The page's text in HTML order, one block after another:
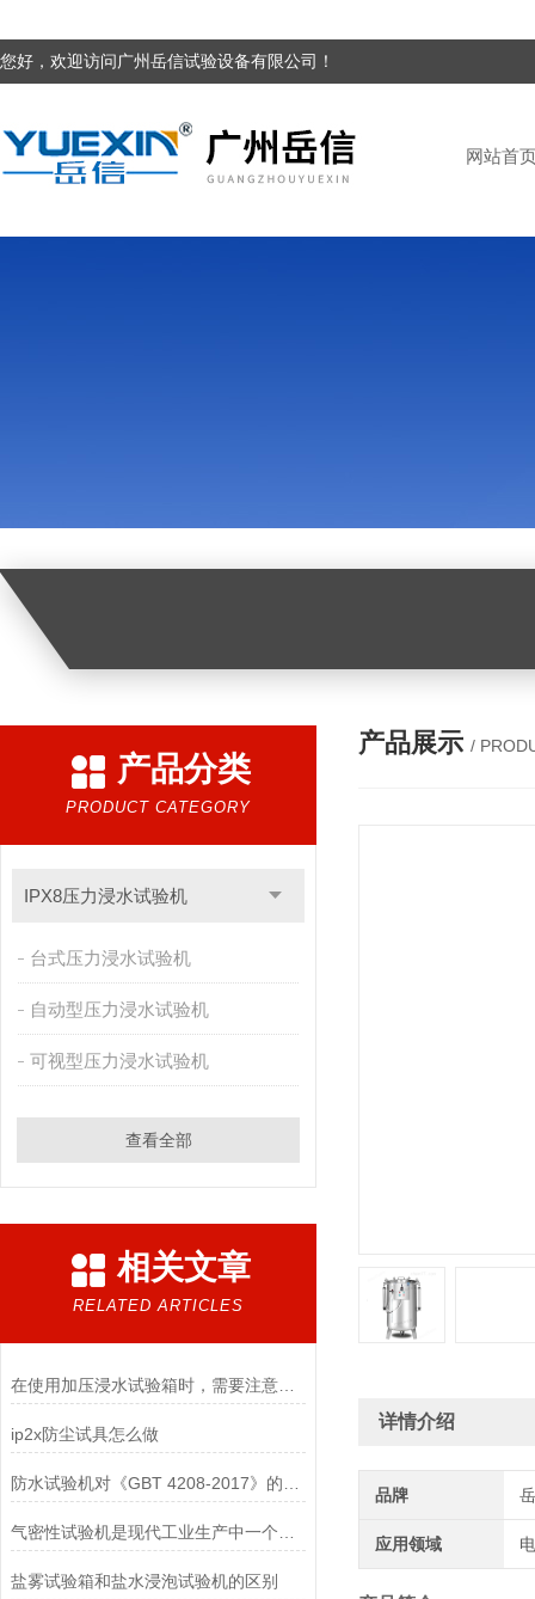
您好，欢迎访问广州岳信试验设备有限公司！
网站首
产品分类
PRODUCT CATEGORY
IPX8压力浸水试验机
台式压力浸水试验机
自动型压力浸水试验机
可视型压力浸水试验机
查看全部
相关文章
RELATED ARTICLES
在使用加压浸水试验箱时，需要注意以下几点
ip2x防尘试具怎么做
盐雾试验箱和盐水浸泡试验机的区别
产品展示 /
详情介绍
品牌
应用领域